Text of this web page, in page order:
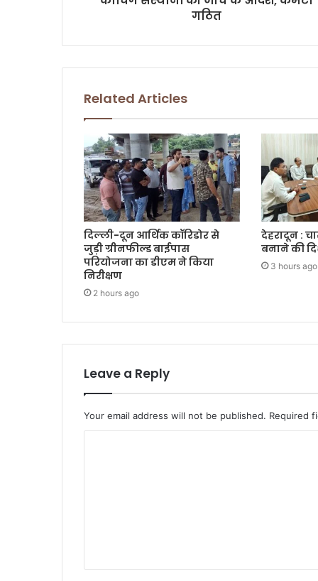
गठित
Related Articles
दिल्ली-दून आर्थिक कॉरिडोर से
जुड़ी ग्रीनफील्ड बाईपास
परियोजना का डीएम ने किया
निरीक्षण
2 hours ago
देहरादून :
बनाने की
3 hours ago
Leave a Reply
Your email address will not be published. Required
t